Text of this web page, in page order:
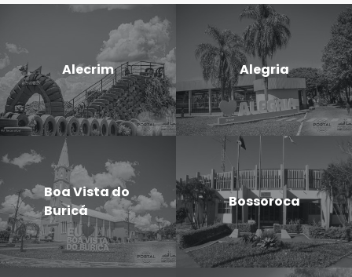
Alecrim Alegria
Boa Vista do
Buricá
Bossoroca